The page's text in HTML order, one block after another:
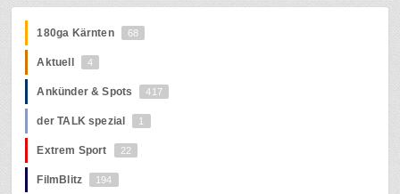
180ga Kärnten 68
Aktuell 4
Ankünder & Spots 417
der TALK spezial 1
Extrem Sport 22
FilmBlitz 194